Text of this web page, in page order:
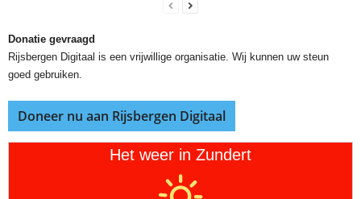
Donatie gevraagd
Rijsbergen Digitaal is een vrijwillige organisatie. Wij kunnen uw steun
goed gebruiken.
Doneer nu aan Rijsbergen Digitaal
Het weer in Zundert